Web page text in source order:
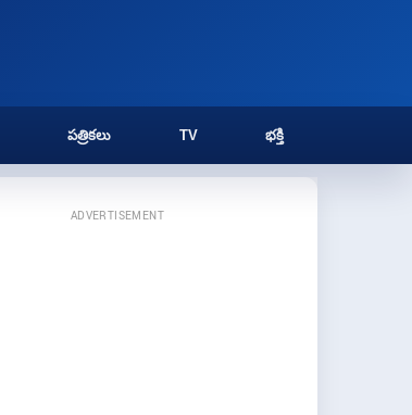
పత్రికలు TV భక్తి
ADVERTISEMENT